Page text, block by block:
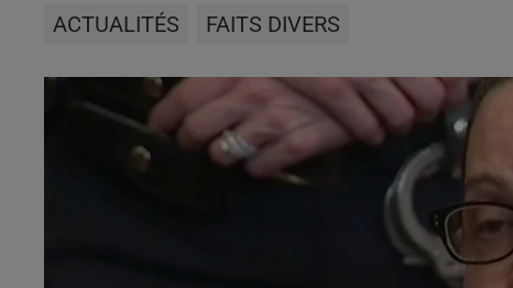
ACTUALITÉS FAITS DIVERS